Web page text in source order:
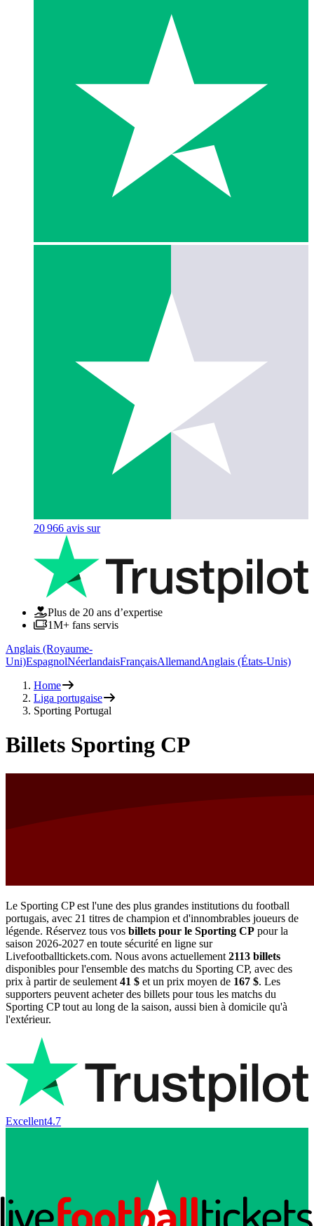
20 966 avis sur
Plus de 20 ans d’expertise
1M+ fans servis
Anglais (Royaume-
Uni)EspagnolNéerlandaisFrançaisAllemandAnglais (États-Unis)
Home
Liga portugaise
Sporting Portugal
Billets Sporting CP
Le Sporting CP est l'une des plus grandes institutions du football
portugais, avec 21 titres de champion et d'innombrables joueurs de
légende. Réservez tous vos billets pour le Sporting CP pour la
saison 2026-2027 en toute sécurité en ligne sur
Livefootballtickets.com. Nous avons actuellement 2113 billets
disponibles pour l'ensemble des matchs du Sporting CP, avec des
prix à partir de seulement 41 $ et un prix moyen de 167 $. Les
supporters peuvent acheter des billets pour tous les matchs du
Sporting CP tout au long de la saison, aussi bien à domicile qu'à
l'extérieur.
Excellent4.7